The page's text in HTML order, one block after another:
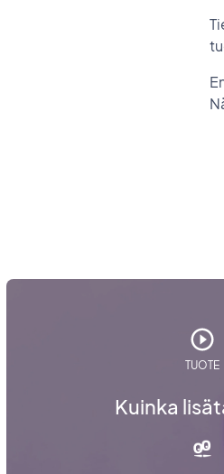
TUOTE
Kuinka